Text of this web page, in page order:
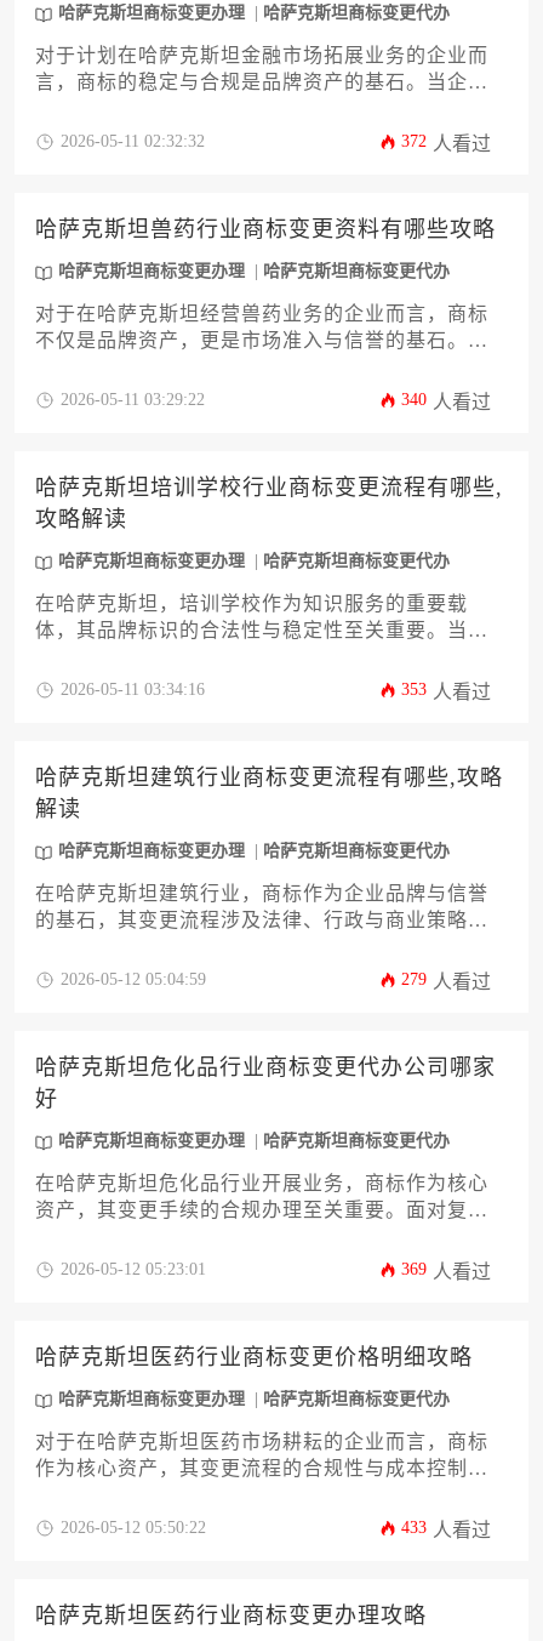
哈萨克斯坦商标变更办理 哈萨克斯坦商标变更代办
对于计划在哈萨克斯坦金融市场拓展业务的企业而
言，商标的稳定与合规是品牌资产的基石。当企业
时，选择一家专业、可靠的本地代理机构至关重
境与服务机构能力的深度评估，为您推荐值得信赖
的代理合作伙伴，助力企业高效、安全地完成这一
关键法律程序。
2026-05-11 02:32:32 372 人看过
哈萨克斯坦兽药行业商标变更资料有哪些攻略
哈萨克斯坦商标变更办理 哈萨克斯坦商标变更代办
对于在哈萨克斯坦经营兽药业务的企业而言，商标
不仅是品牌资产，更是市场准入与信誉的基石。当
时，熟悉当地法规与流程至关重要。本攻略旨在系
潜在风险，高效完成权属转移。文中将详细阐述从
文件准备到官方提交的全流程，并提供关键注意事
项，助您顺利推进哈萨克斯坦商标变更办理事宜。
2026-05-11 03:29:22 340 人看过
哈萨克斯坦培训学校行业商标变更流程有哪些,
攻略解读
哈萨克斯坦商标变更办理 哈萨克斯坦商标变更代办
在哈萨克斯坦，培训学校作为知识服务的重要载
体，其品牌标识的合法性与稳定性至关重要。当企
时，了解并遵循该国特定的法律流程是保障权益的
过程，并穿插关键策略与风险提示，助力您高效、
合规地完成哈萨克斯坦商标变更办理，确保品牌资
产在变化中无缝衔接与增值。
2026-05-11 03:34:16 353 人看过
哈萨克斯坦建筑行业商标变更流程有哪些,攻略
解读
哈萨克斯坦商标变更办理 哈萨克斯坦商标变更代办
在哈萨克斯坦建筑行业，商标作为企业品牌与信誉
的基石，其变更流程涉及法律、行政与商业策略等
企业主与高管提供一份详尽的实操指南。文章将系
具体要求、常见风险规避策略，以及如何高效完成
哈萨克斯坦商标变更办理。通过本篇深度攻略，读
者将能清晰把握关键节点，确保品牌资产在变更过
程中的合法性与稳定性。
2026-05-12 05:04:59 279 人看过
哈萨克斯坦危化品行业商标变更代办公司哪家
好
哈萨克斯坦商标变更办理 哈萨克斯坦商标变更代办
在哈萨克斯坦危化品行业开展业务，商标作为核心
资产，其变更手续的合规办理至关重要。面对复杂
务机构是企业的明智之选。本文将深入剖析如何甄
尽的攻略，助力企业主高效、安全地完成商标权属
过渡，稳固市场根基。
2026-05-12 05:23:01 369 人看过
哈萨克斯坦医药行业商标变更价格明细攻略
哈萨克斯坦商标变更办理 哈萨克斯坦商标变更代办
对于在哈萨克斯坦医药市场耕耘的企业而言，商标
作为核心资产，其变更流程的合规性与成本控制至
行业商标变更价格明细攻略，深度解析从申请准备
预算规划与风险规避策略，助力企业主高效完成哈
萨克斯坦商标变更办理，稳固品牌法律根基。
2026-05-12 05:50:22 433 人看过
哈萨克斯坦医药行业商标变更办理攻略